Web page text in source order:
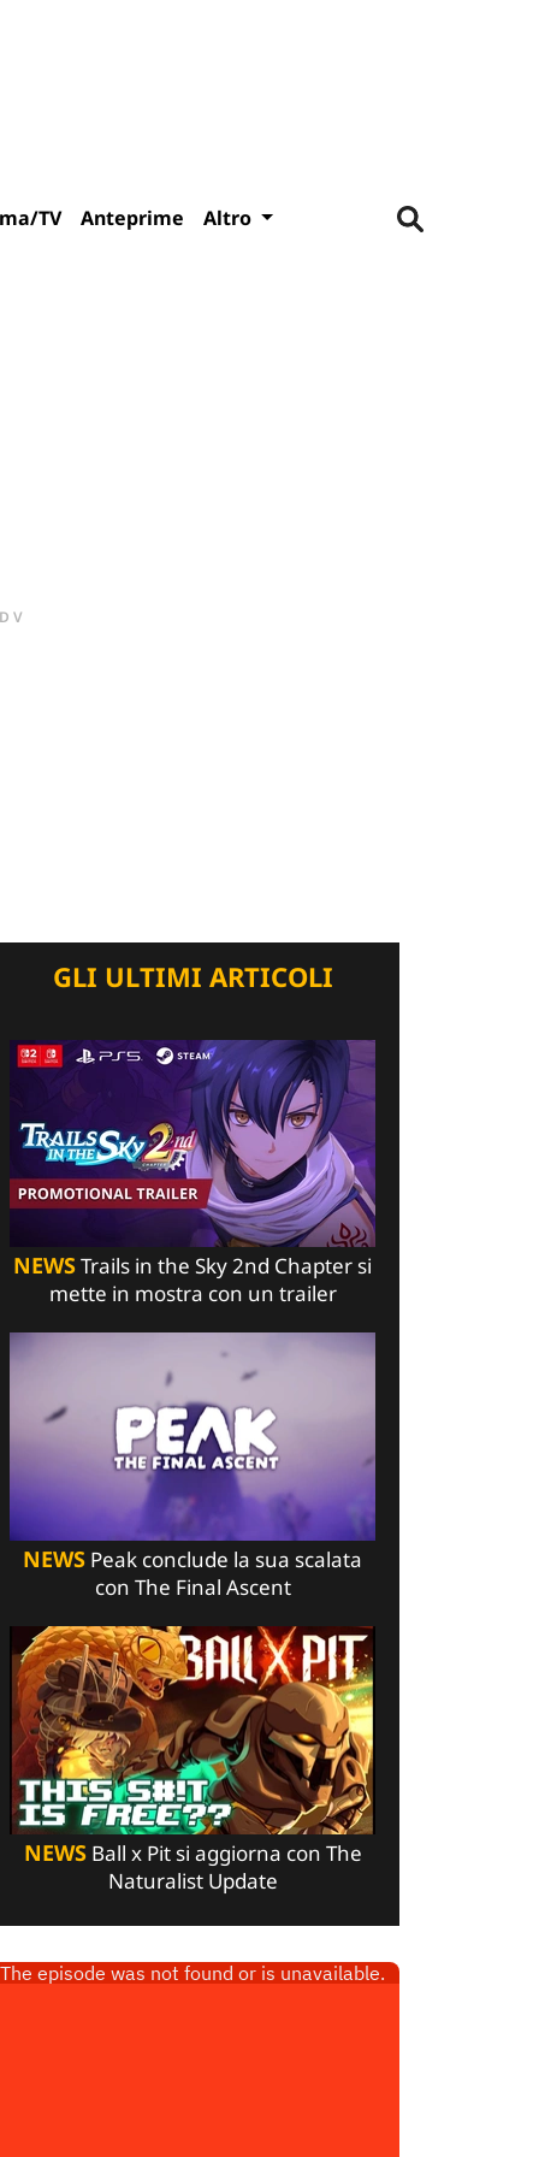
TV Anteprime Altro
GLI ULTIMI ARTICOLI
NEWSTrails in the Sky 2nd Chapter si
mette in mostra con un trailer
NEWS Peak conclude la sua scalata
con The Final Ascent
NEWSBall x Pit si aggiorna con The
Naturalist Update